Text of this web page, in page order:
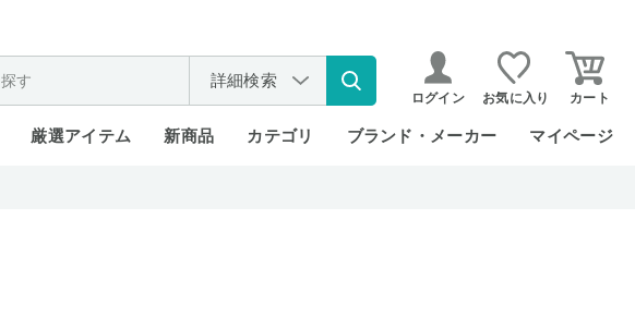
詳細検索
ログイン お気に入り カート
厳選アイテム 新商品 カテゴリ ブランド・メーカー マイページ